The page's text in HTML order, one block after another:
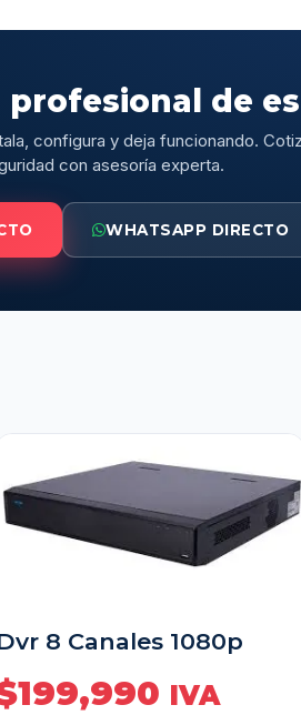
de
configura y deja funcionando.
con asesoría experta.
WHATSAPP DIRECTO
8 Canales 1080p
199,990 IVA